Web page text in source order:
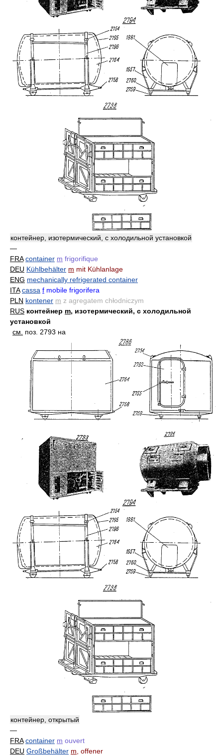
контейнер, изотермический, с холодильной установкой
—
FRA container m frigorifique
DEU Kühlbehälter m mit Kühlanlage
ENG mechanically refrigerated container
ITA cassa f mobile frigorifera
PLN kontener m z agregatem chłodniczym
RUS контейнер m, изотермический, с холодильной
установкой
см.
поз. 2793 на
контейнер, открытый
—
FRA container m ouvert
DEU Großbehälter m, offener